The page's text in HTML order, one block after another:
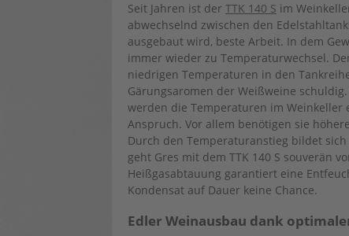
Seit Jahren ist der TTK 140 S im
abwechselnd zwischen den
ausgebaut wird, beste Arbeit. In dem
immer wieder zu Temperaturwechsel.
niedrigen Temperaturen in den
Gärungsaromen der Weißweine
werden die Temperaturen im
Anspruch. Vor allem benötigen sie
Durch den Temperaturanstieg bildet
geht Gres mit dem TTK 140 S souverän
Heißgasabtauung garantiert eine
Kondensat auf Dauer keine Chance.
Edler Weinausbau dank